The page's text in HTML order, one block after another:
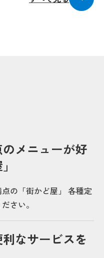
メニューが好
の「街かど屋」 各種定
さい。
なサービスを